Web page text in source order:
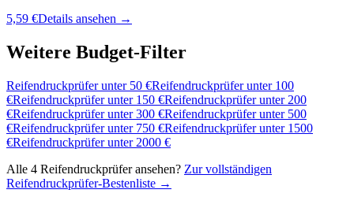
5,59 €Details ansehen →
Weitere Budget-Filter
Reifendruckprüferunter 50 €Reifendruckprüferunter 100
€Reifendruckprüferunter 150 €Reifendruckprüferunter 200
€Reifendruckprüferunter300 €Reifendruckprüferunter 500
€Reifendruckprüferunter 750 €Reifendruckprüferunter 1500
€Reifendruckprüferunter 2000 €
Alle 4 Reifendruckprüferansehen? Zur vollständigen
Reifendruckprüfer-Bestenliste →